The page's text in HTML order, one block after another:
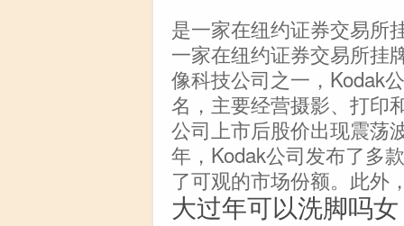
是一家在纽约证券交易所
一家在纽约证券交易所挂
像科技公司之一，Kodak
名，主要经营摄影、打印
公司上市后股价出现震荡
年，Kodak公司发布了多
了可观的市场份额。此外
大过年可以洗脚吗女